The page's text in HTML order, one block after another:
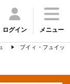
ログイン メニュー
プイィ・フュイッ